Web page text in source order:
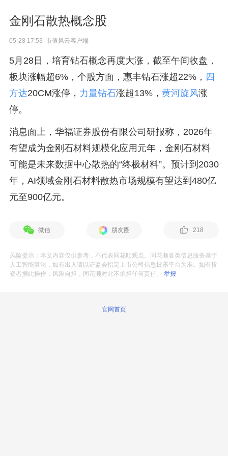
金刚石散热概念股
05-28 17:53 市值风云客户端
5月28日，培育钻石概念再度大涨，截至午间收盘，
板块涨幅超6%，个股方面，惠丰钻石涨超22%， 四
方达20CM涨停， 力量钻石涨超13%， 黄河旋风涨
停。
消息面上，华福证券股份有限公司研报称，2026年
有望成为金刚石材料规模化应用元年，金刚石材料
可能是未来数据中心散热的“终极材料”。预计到2030
年，AI领域金刚石材料散热市场规模有望达到480亿
元至900亿元。
微信 朋友圈 218
风险提示：本文内容仅供参考，不代表同花顺观点。同花顺各类信息服务基于
人工智能算法，如有出入请以证监会指定上市公司信息披露平台为准。如有投
资者据此操作，风险自担，同花顺对此不承担任何责任。举报
官网首页